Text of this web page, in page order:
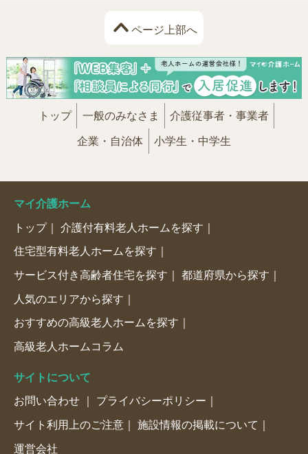
ページ上部へ
トップ 一般のみなさま 介護従事者・事業者
企業・自治体 小学生・中学生
マイ介護ホーム
トップ 介護付有料老人ホームを探す
住宅型有料老人ホームを探す
サービス付き高齢者住宅を探す 都道府県から探す
人気のエリアから探す
おすすめの高級老人ホームを探す
高級老人ホームコラム
サイトについて
お問い合わせ プライバシーポリシー
サイト利用上のご注意 施設情報の掲載について
運営会社